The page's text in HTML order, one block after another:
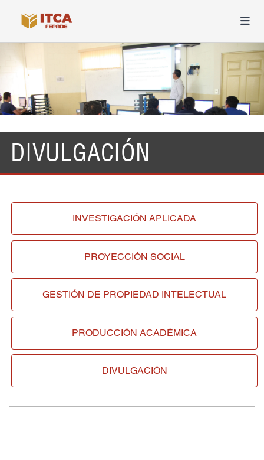
DIVULGACIÓN
INVESTIGACIÓNAPLICADA
PROYECCIÓN SOCIAL
GESTIÓN DE PROPIEDAD INTELECTUAL
PRODUCCIÓN ACADÉMICA
DIVULGACIÓN